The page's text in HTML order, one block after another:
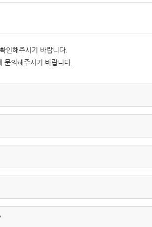
인해주시기 바랍니다.
문의해주시기 바랍니다.